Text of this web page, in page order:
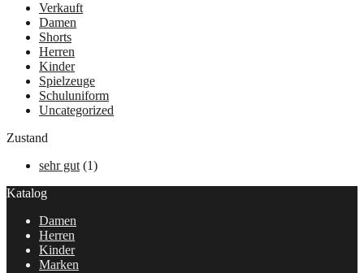
Verkauft
Damen
Shorts
Herren
Kinder
Spielzeuge
Schuluniform
Uncategorized
Zustand
sehr gut (1)
Katalog
Damen
Herren
Kinder
Marken